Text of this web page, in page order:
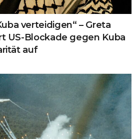
verteidigen“ – Greta
US-Blockade gegen Kuba
auf